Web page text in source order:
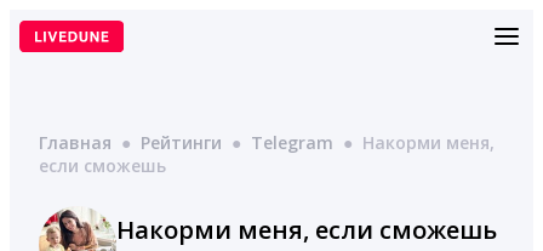
Перейти
Главная ● Рейтинги ● Telegram ● Накорми меня,
если сможешь
Накорми меня, если сможешь